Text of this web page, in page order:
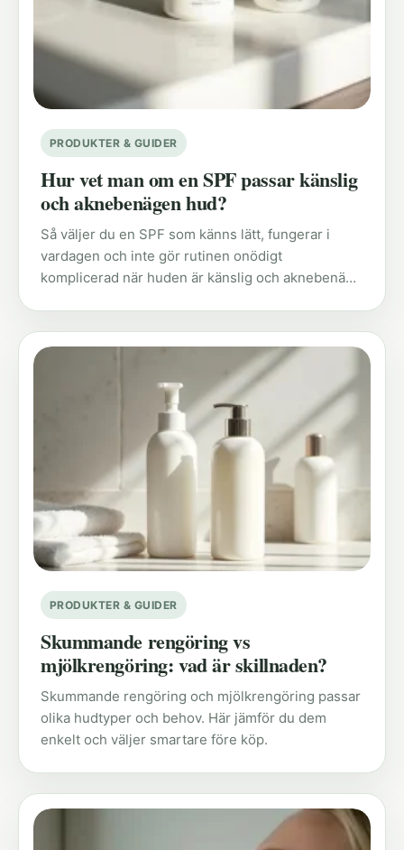
PRODUKTER & GUIDER
Hur vet man om en SPF passar känslig
och aknebenägen hud?
Så väljer du en SPF som känns lätt, fungerar i
vardagen och inte gör rutinen onödigt
komplicerad när huden är känslig och aknebenä…
PRODUKTER & GUIDER
Skummande rengöring vs
mjölkrengöring: vad är skillnaden?
Skummande rengöring och mjölkrengöring passar
olika hudtyper och behov. Här jämför du dem
enkelt och väljer smartare före köp.